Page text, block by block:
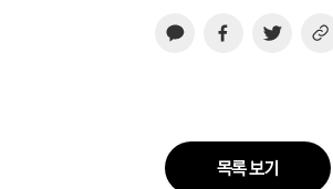
목록 보기